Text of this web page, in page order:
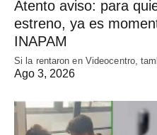
Atento aviso: para
estreno, ya es
INAPAM
Si la rentaron en Videocentro,
Ago 3, 2026